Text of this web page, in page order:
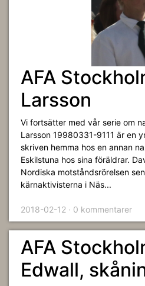
AFA
Larsson
Vi fortsätter med vår serie om
Larsson 19980331-9111 är en
skriven hemma hos en annan
Eskilstuna hos sina föräldrar.
Nordiska motståndsrörelsen
kärnaktivisterna i Näs...
2018-02-12 · 0 kommentarer
AFA
Edwall,